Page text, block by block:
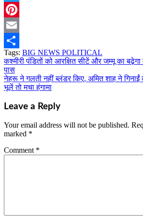
Twitter
Pinterest
Email
Share
Tags: BIG NEWS POLITICAL
Post
navigation
कश्मीरी पंडितों को आरक्षित सीटें और जम्मू का
पास
नेहरू ने गलती नहीं ब्लंडर किए, अमित शाह ने गिनाईं
भूलें तो मचा हंगामा
Leave a Reply
Your email address will not be published.
marked *
Comment *